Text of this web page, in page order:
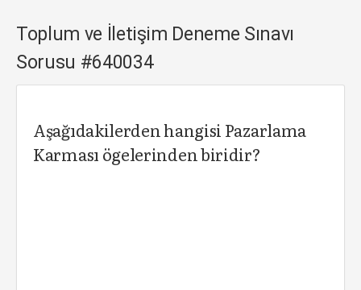
Toplum ve İletişim Deneme Sınavı
Sorusu #640034
Aşağıdakilerden hangisi Pazarlama
Karması ögelerinden biridir?